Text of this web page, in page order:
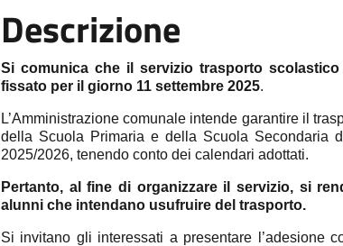
Descrizione
Si comunica che il servizio trasporto
fissato per il giorno 11 settembre 2025.
L’Amministrazione comunale intende garantire il
della Scuola Primaria e della Scuola Secondaria
2025/2026, tenendo conto dei calendari adottati.
Pertanto, al fine di organizzare il servizio, si
alunni che intendano usufruire del trasporto.
Si invitano gli interessati a presentare l’adesione